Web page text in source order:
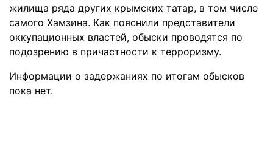
жилища ряда других крымских татар, в том числе
самого Хамзина. Как пояснили представители
оккупационных властей, обыски проводятся по
подозрению в причастности к терроризму.
Информации о задержаниях по итогам обысков
пока нет.